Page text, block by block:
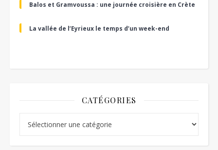
Balos et Gramvoussa : une journée croisière en Crète
La vallée de l’Eyrieux le temps d’un week-end
CATÉGORIES